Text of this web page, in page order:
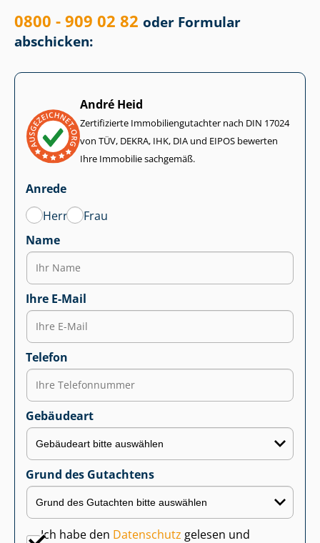
0800 - 909 02 82 oder Formular
abschicken:
André Heid
Zertifizierte Im­mo­bi­li­en­gut­ach­ter nach DIN 17024
von TÜV, DEKRA, IHK, DIA und EIPOS bewerten
Ihre Immobilie sachgemäß.
Anrede
Herr
Frau
Name
Ihre E-Mail
Telefon
Gebäudeart
Grund des Gutachtens
Ich habe den Datenschutz gelesen und